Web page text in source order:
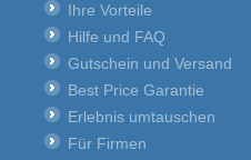
Ihre Vorteile
Hilfe und FAQ
Gutschein und Versand
Best Price Garantie
Erlebnis umtauschen
Für Firmen